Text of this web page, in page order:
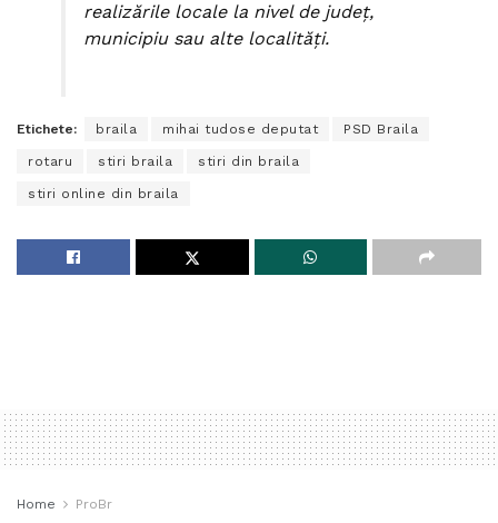
realizările locale la nivel de judeţ,
municipiu sau alte localităţi.
Etichete: braila mihai tudose deputat PSD Braila
rotaru stiri braila stiri din braila
stiri online din braila
Home ProBr